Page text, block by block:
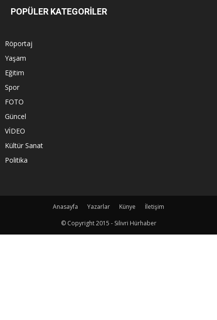
POPÜLER KATEGORİLER
Röportaj
Yaşam
Eğitim
Spor
FOTO
Güncel
VİDEO
Kültür Sanat
Politika
Anasayfa Yazarlar Künye
İletişim
© Copyright 2015 - Silivri Hürhaber